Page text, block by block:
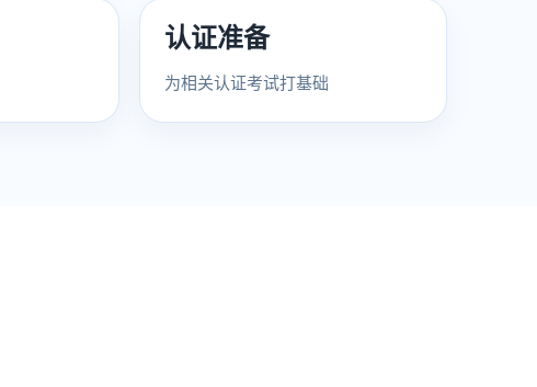
认证准备
为相关认证考试打基础